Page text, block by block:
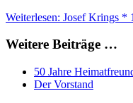
Weiterlesen: Josef Krings
Weitere Beiträge …
50 Jahre
Der Vorstand